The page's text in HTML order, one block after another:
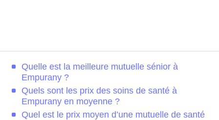
Quelle est la meilleure mutuelle sénior à
Empurany ?
Quels sont les prix des soins de santé à
Empurany en moyenne ?
Quel est le prix moyen d’une mutuelle de santé